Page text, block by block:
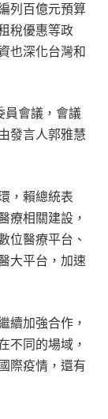
列百億元預算
稅優惠等政
也深化台灣和
員會議，會議
發言人郭雅慧
，賴總統表
療相關建設，
位醫療平台、
大平台，加速
續加強合作，
不同的場域，
際疫情，還有